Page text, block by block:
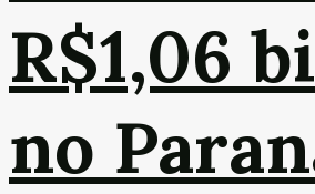
R$1,06
no